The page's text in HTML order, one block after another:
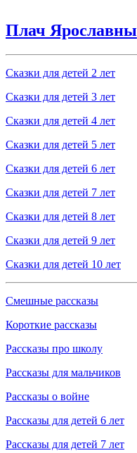
Плач Ярославны
Сказки для детей 2 лет
Сказки для детей 3 лет
Сказки для детей 4 лет
Сказки для детей 5 лет
Сказки для детей 6 лет
Сказки для детей 7 лет
Сказки для детей 8 лет
Сказки для детей 9 лет
Сказки для детей 10 лет
Смешные рассказы
Короткие рассказы
Рассказы про школу
Рассказы для мальчиков
Рассказы о войне
Рассказы для детей 6 лет
Рассказы для детей 7 лет